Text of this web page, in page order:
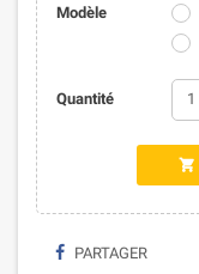
Modèle
Quantité

PARTAGER